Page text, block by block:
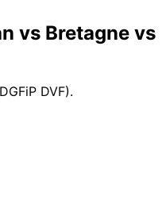
vs Bretagne vs
DVF).